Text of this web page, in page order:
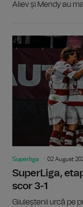
Aliev și Mendy au
Superliga 02 August
SuperLiga,
scor 3-1
Giuleștenii urcă pe